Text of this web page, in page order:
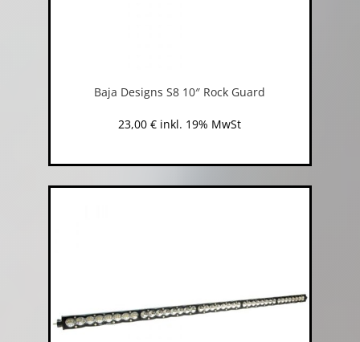
Baja Designs S8 10″ Rock Guard
23,00€ inkl. 19% MwSt